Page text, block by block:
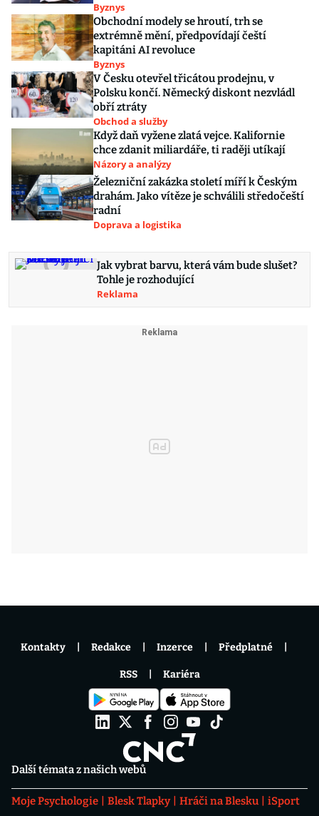
Byznys
Obchodní modely se hroutí, trh se
extrémně mění, předpovídají čeští
kapitáni AI revoluce
Byznys
V Česku otevřel třicátou prodejnu, v
Polsku končí. Německý diskont nezvládl
obří ztráty
Obchod a služby
Když daň vyžene zlatá vejce. Kalifornie
chce zdanit miliardáře, ti raději utíkají
Názory a analýzy
Železniční zakázka století míří k Českým
drahám. Jako vítěze je schválili středočeští
radní
Doprava a logistika
Jak vybrat barvu, která vám bude slušet?
Tohle je rozhodující
Reklama
Další témata z našich webů
Moje Psychologie Blesk Tlapky Hráči na Blesku
iSport
Kontakty Redakce Inzerce Předplatné
RSS Kariéra